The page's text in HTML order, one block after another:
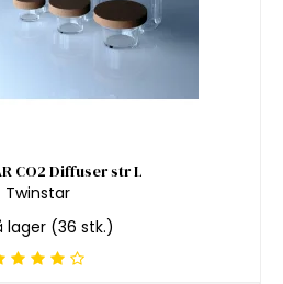
CO2 Diffuser str L
Twinstar
lager (36 stk.)